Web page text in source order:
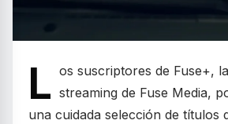
L os suscriptores de Fuse+,
streaming de Fuse Media,
una cuidada selección de títulos